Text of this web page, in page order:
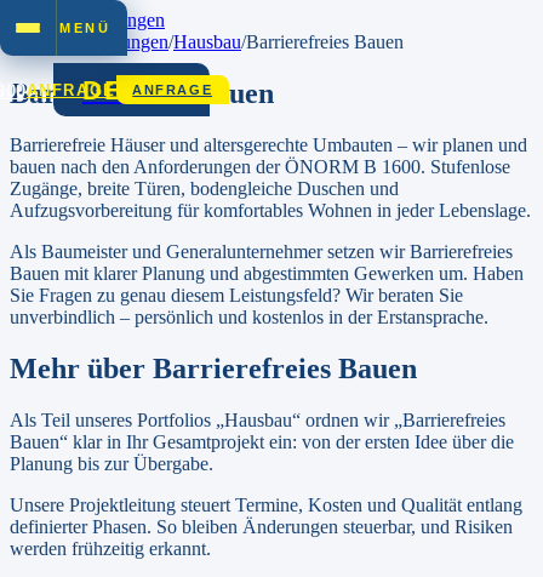
Zum Inhalt springen
MENÜ
DEZET
ANFRAGE ANFRAGE
Leistungen/Hausbau/Barrierefreies Bauen
Barrierefreies Bauen
Barrierefreie Häuser und altersgerechte Umbauten – wir planen und
bauen nach den Anforderungen der ÖNORM B 1600. Stufenlose
Zugänge, breite Türen, bodengleiche Duschen und
Aufzugsvorbereitung für komfortables Wohnen in jeder Lebenslage.
Als Baumeister und Generalunternehmer setzen wirBarrierefreies
Bauen mit klarer Planung und abgestimmten Gewerken um. Haben
Sie Fragen zu genau diesem Leistungsfeld? Wir beraten Sie
unverbindlich – persönlich und kostenlos in der Erstansprache.
Mehr über Barrierefreies Bauen
Als Teil unseres Portfolios „Hausbau“ ordnen wir „Barrierefreies
Bauen“ klar in Ihr Gesamtprojekt ein: von der ersten Idee über die
Planung bis zur Übergabe.
Unsere Projektleitung steuert Termine, Kosten und Qualität entlang
definierter Phasen. So bleiben Änderungen steuerbar, und Risiken
werden frühzeitig erkannt.